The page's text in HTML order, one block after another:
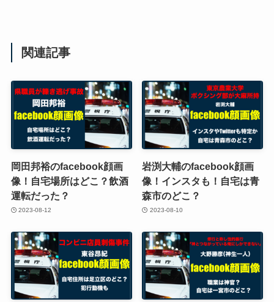
関連記事
岡田邦裕のfacebook顔画
像！自宅場所はどこ？飲酒
運転だった？
2023-08-12
岩渕大輔のfacebook顔画
像！インスタも！自宅は青
森市のどこ？
2023-08-10